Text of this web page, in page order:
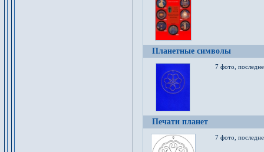
Планетные символы
7 фото,
Печати планет
7 фото,